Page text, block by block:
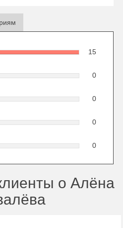
15
0
0
0
0
о Алёна